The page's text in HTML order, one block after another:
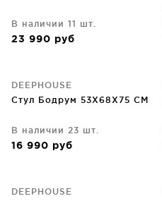
В наличии 11 шт.
23 990 руб
DEEPHOUSE
Стул Бодрум 53X68X75 CM
В наличии 23 шт.
16 990 руб
DEEPHOUSE